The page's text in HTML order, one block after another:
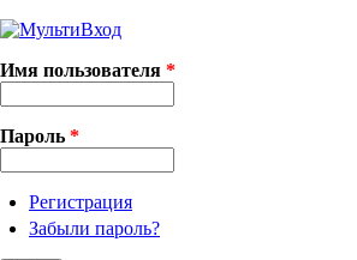
Имя пользователя *
Пароль *
Регистрация
Забыли пароль?